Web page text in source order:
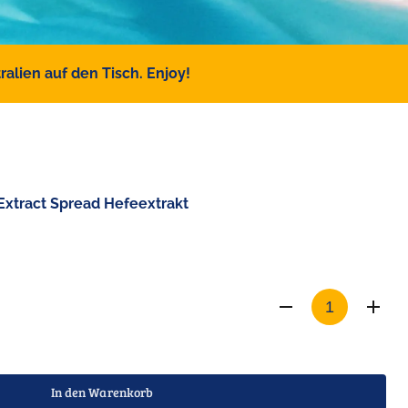
auf den Tisch. Enjoy!
Spread Hefeextrakt
In den Warenkorb